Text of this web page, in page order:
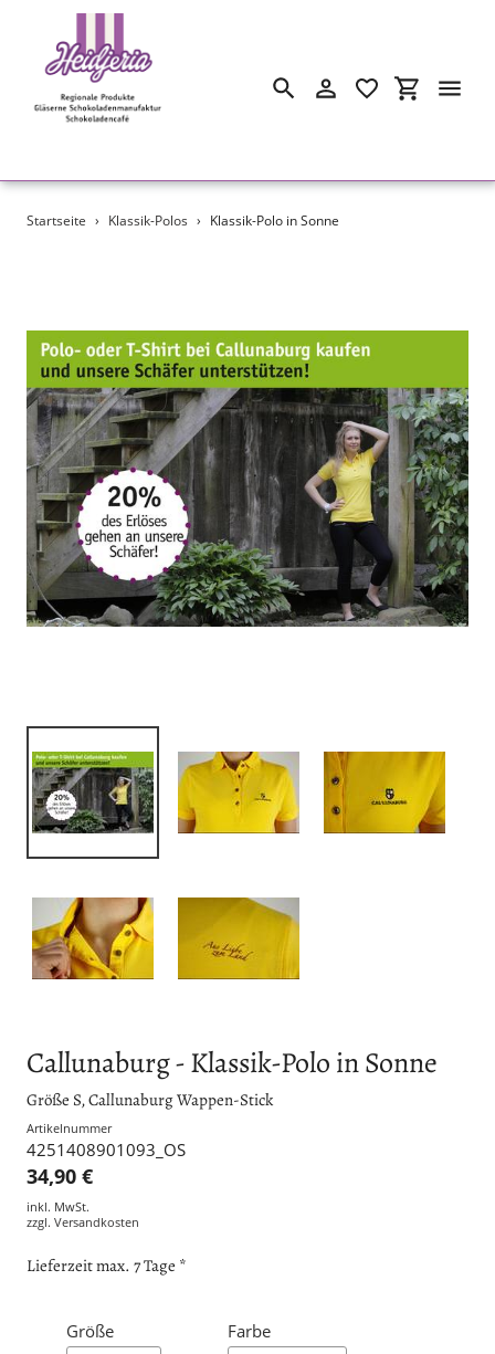
Direkt
SuchenEinloggen
Startseite › Klassik-Polos › Klassik-Polo in Sonne
Callunaburg - Klassik-Polo in Sonne
Größe S, Callunaburg Wappen-Stick
Artikelnummer
4251408901093_OS
34,90 €
inkl. MwSt.
zzgl. Versandkosten
Lieferzeit max. 7 Tage *
Größe Farbe